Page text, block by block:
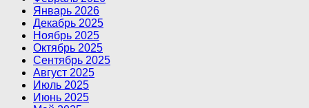
Январь 2026
Декабрь 2025
Ноябрь 2025
Октябрь 2025
Сентябрь 2025
Август 2025
Июль 2025
Июнь 2025